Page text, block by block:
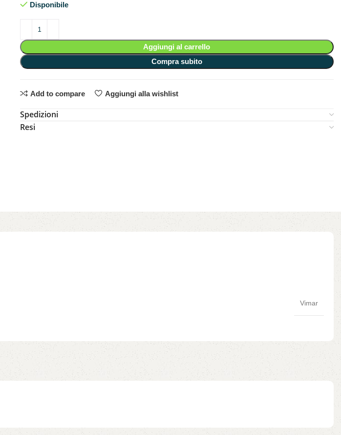
Disponibile
Aggiungi al carrello
Compra subito
Add to compare Aggiungi alla wishlist
Spedizioni
Resi
Vimar